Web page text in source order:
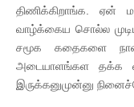
திணிக்கிறாங்க. ஏன்
வாழ்க்கைய சொல்ல
சமூக கதைகளை
அடையாளங்கள தக்க
இருக்கனுமுன்னு